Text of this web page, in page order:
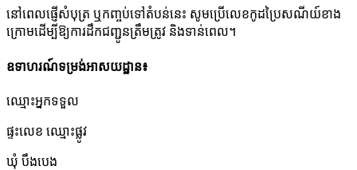
នៅពេលផ្ញើសំបុត្រ ឬកញ្ចប់ទៅតំបន់នេះ សូមប្រើលេខកូដប្រៃសណីយ៍ខាង
ក្រោមដើម្បីឱ្យការដឹកជញ្ជូនត្រឹមត្រូវ និងទាន់ពេល។
ឧទាហរណ៍ទម្រង់អាសយដ្ឋាន៖
ឈ្មោះអ្នកទទួល
ផ្ទះលេខ ឈ្មោះផ្លូវ
ឃុំ បឹងបេង